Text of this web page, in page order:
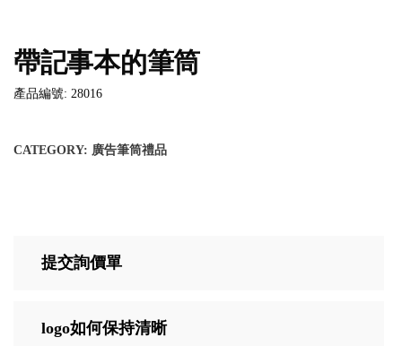
帶記事本的筆筒
產品編號: 28016
CATEGORY: 廣告筆筒禮品
提交詢價單
logo如何保持清晰